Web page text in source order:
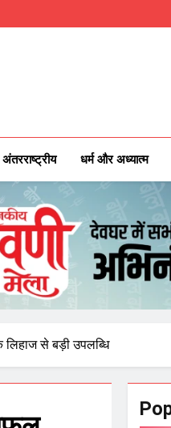
Leading Local News
अंतरराष्ट्रीय धर्म और अध्यात्म
लिहाज से बड़ी उपलब्धि